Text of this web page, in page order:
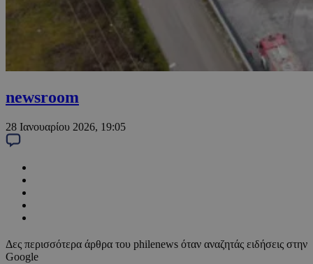
newsroom
28 Ιανουαρίου 2026, 19:05
Δες περισσότερα άρθρα του philenews όταν αναζητάς ειδήσεις στην
Google